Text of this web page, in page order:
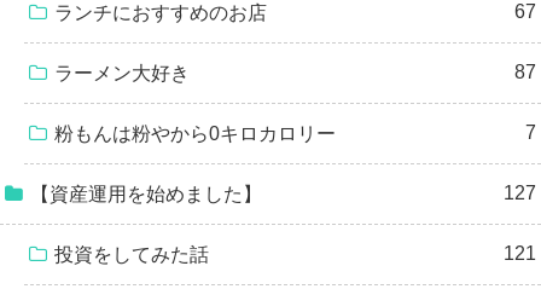
ランチにおすすめのお店 67
ラーメン大好き 87
粉もんは粉やから0キロカロリー 7
【資産運用を始めました】 127
投資をしてみた話 121